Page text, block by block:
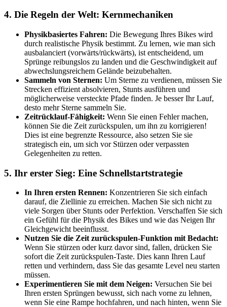
4. Die Regeln der Welt: Kernmechaniken
Physikbasiertes Fahren: Die Bewegung Ihres Bikes wird
durch realistische Physik bestimmt. Zu lernen, wie man sich
ausbalanciert (vorwärts/rückwärts), ist entscheidend, um
Sprünge reibungslos zu landen und die Geschwindigkeit auf
abwechslungsreichem Gelände beizubehalten.
Sammeln von Sternen: Um Sterne zu verdienen, müssen Sie
Strecken effizient absolvieren, Stunts ausführen und
möglicherweise versteckte Pfade finden. Je besser Ihr Lauf,
desto mehr Sterne sammeln Sie.
Zeitrücklauf-Fähigkeit: Wenn Sie einen Fehler machen,
können Sie die Zeit zurückspulen, um ihn zu korrigieren!
Dies ist eine begrenzte Ressource, also setzen Sie sie
strategisch ein, um sich vor Stürzen oder verpassten
Gelegenheiten zu retten.
5. Ihr erster Sieg: Eine Schnellstartstrategie
In Ihren ersten Rennen: Konzentrieren Sie sich einfach
darauf, die Ziellinie zu erreichen. Machen Sie sich nicht zu
viele Sorgen über Stunts oder Perfektion. Verschaffen Sie sich
ein Gefühl für die Physik des Bikes und wie das Neigen Ihr
Gleichgewicht beeinflusst.
Nutzen Sie die Zeit zurückspulen-Funktion mit Bedacht:
Wenn Sie stürzen oder kurz davor sind, fallen, drücken Sie
sofort die Zeit zurückspulen-Taste. Dies kann Ihren Lauf
retten und verhindern, dass Sie das gesamte Level neu starten
müssen.
Experimentieren Sie mit dem Neigen: Versuchen Sie bei
Ihren ersten Sprüngen bewusst, sich nach vorne zu lehnen,
wenn Sie eine Rampe hochfahren, und nach hinten, wenn Sie